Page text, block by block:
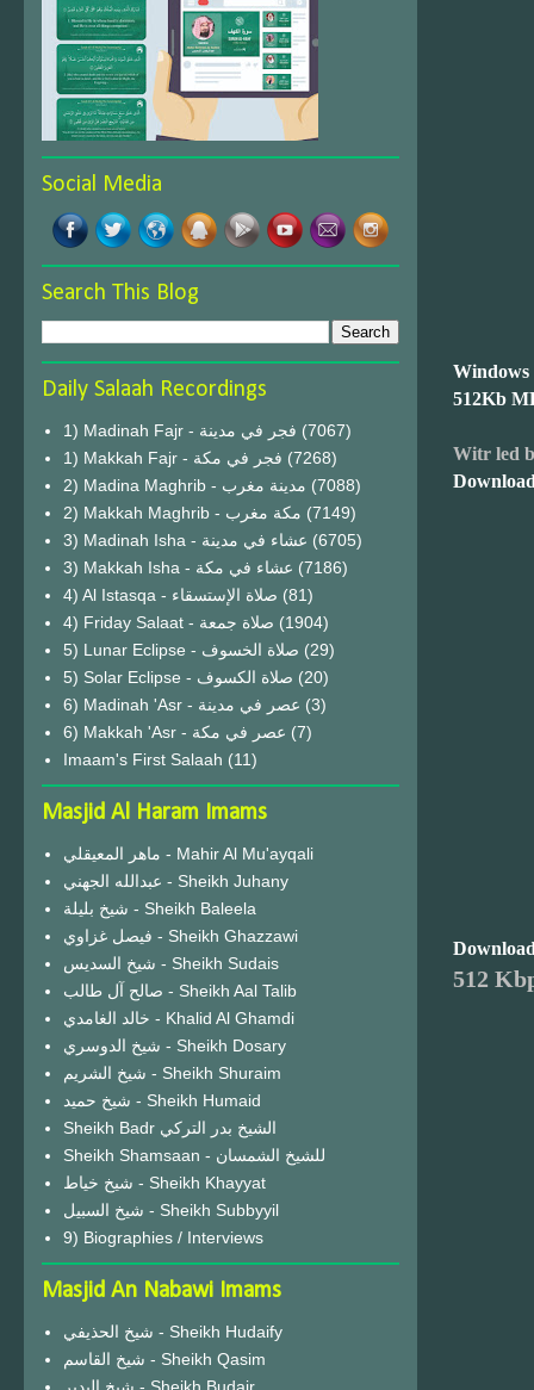
Windows
512Kb
Witr led
512
Social Media
Search This Blog
Daily Salaah Recordings
1) Madinah Fajr - فجر في مدينة (7067)
1) Makkah Fajr - فجر في مكة (7268)
2) Madina Maghrib - مدينة مغرب (7088)
2) Makkah Maghrib - مكة مغرب (7149)
3) Madinah Isha - عشاء في مدينة (6705)
3) Makkah Isha - عشاء في مكة (7186)
4) Al Istasqa - صلاة الإستسقاء (81)
4) Friday Salaat - صلاة جمعة (1904)
5) Lunar Eclipse - صلاة الخسوف (29)
(20)
6) Madinah 'Asr - عصر في مدينة (3)
6) Makkah 'Asr - عصر في مكة (7)
Imaam's First Salaah (11)
Masjid Al Haram Imams
ماهر المعيقلي - Mahir Al Mu'ayqali
عبدالله الجهني - Sheikh Juhany
شيخ بليلة - Sheikh Baleela
فيصل غزاوي - Sheikh Ghazzawi
شيخ السديس - Sheikh Sudais
صالح آل طالب - Sheikh Aal Talib
خالد الغامدي - Khalid Al Ghamdi
شيخ الدوسري - Sheikh Dosary
شيخ الشريم - Sheikh Shuraim
شيخ حميد - Sheikh Humaid
Sheikh Badr الشيخ بدر التركي
Sheikh Shamsaan - للشيخ الشمسان
شيخ خياط - Sheikh Khayyat
شيخ السبيل - Sheikh Subbyyil
9) Biographies / Interviews
Masjid An Nabawi Imams
شيخ الحذيفي - Sheikh Hudaify
شيخ القاسم - Sheikh Qasim
شيخ البدير - Sheikh Budair